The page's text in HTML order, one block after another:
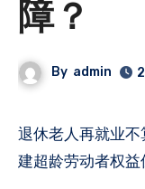
障？
By admin
退休老人再就业不算“劳动者”权益难保障 专家建议构
建超龄劳动者权益